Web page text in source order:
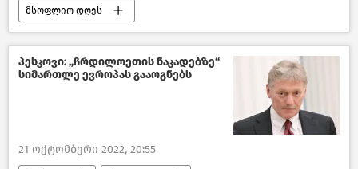
მსოფლიო დღეს
სომხეთ-აზერბაიჯანის კონფლიქტი
თურქეთი პოლიტიკა
მსოფლიოს ახალი ამბები
პესკოვი: „ჩრდილოეთის ნაკადებზე“
სიმართლე ევროპას გააოგნებს
21 ოქტომბერი 2022, 20:55